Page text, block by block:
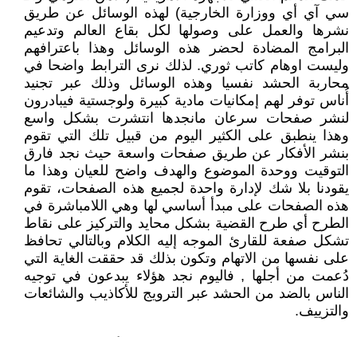
سي آي أي ووزارة الخارجية) لهذه الوسائل عن طريق
نشرها والعمل على وصولها لكل بقاع العالم وتدعيم
البرامج المضادة لحضر هذه الوسائل وهذا باعترافهم
وليست اوهام كاتب ثوري. لذلك نرى الترابط واضحا في
محاربة الحشد نفسيا وهذه الوسائل وذلك عبر تجنيد
أُناس توفر لهم إمكانيات مادية كبيرة ولوجستية فيبادرون
لنشر صفحات سرعان مانجدها انتشرت بشكل واسع
وهذا ينطبق على الكثير اليوم من قبيل تلك التي تقوم
بنشر الأفكار عن طريق صفحات واسعة حيث نجد فارق
التوقيت ووحدة الموضوع والهدف واضح للعيان وهذا ما
يقودنا بلا شك لإدارة واحدة لجميع هذه الصفحات، تقوم
هذه الصفحات على مبدأ أساسي لها وهي اللامباشرة في
الطرح أي طرح القضية بشكل محايد والتركيز على نقاط
تشكل صفعة للقارئ الموجه إليه الكلام وبالتالي تحافظ
على نفسها من الاتهام وتكون بذلك قد حققت الغاية التي
دُعمت من أجلها , فاليوم نجد هؤلاء يبدعون في توجيه
الناس بالضد من الحشد عبر الترويج للأكاذيب والشائعات
والتزييف.